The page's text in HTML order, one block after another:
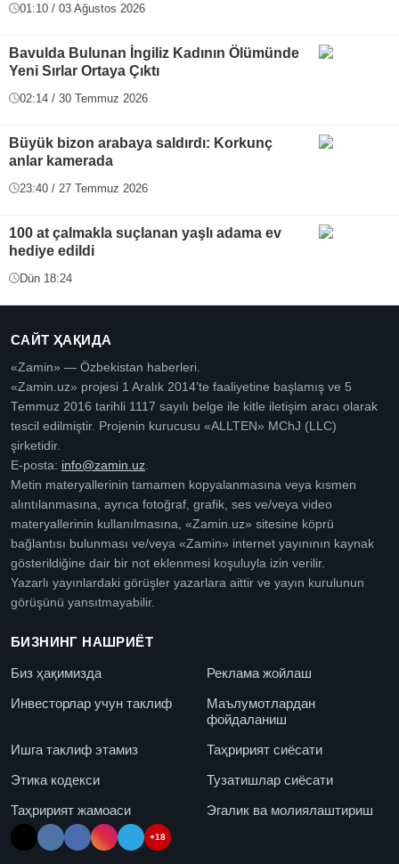
01:10 / 03 Ağustos 2026
Bavulda Bulunan İngiliz Kadının Ölümünde
Yeni Sırlar Ortaya Çıktı
02:14 / 30 Temmuz 2026
Büyük bizon arabaya saldırdı: Korkunç
anlar kamerada
23:40 / 27 Temmuz 2026
100 at çalmakla suçlanan yaşlı adama ev
hediye edildi
Dün 18:24
САЙТ ҲАҚИДА
«Zamin» — Özbekistan haberleri.
«Zamin.uz» projesi 1 Aralık 2014’te faaliyetine başlamış ve 5
Temmuz 2016 tarihli 1117 sayılı belge ile kitle iletişim aracı olarak
tescil edilmiştir. Projenin kurucusu «ALLTEN» MChJ (LLC)
şirketidir.
E-posta: info@zamin.uz
Metin materyallerinin tamamen kopyalanmasına veya kısmen
alıntılanmasına, ayrıca fotoğraf, grafik, ses ve/veya video
materyallerinin kullanılmasına, «Zamin.uz» sitesine köprü
bağlantısı bulunması ve/veya «Zamin» internet yayınının kaynak
gösterildiğine dair bir not eklenmesi koşuluyla izin verilir.
Yazarlı yayınlardaki görüşler yazarlara aittir ve yayın kurulunun
görüşünü yansıtmayabilir.
БИЗНИНГ НАШРИЁТ
Биз ҳақимизда
Реклама жойлаш
Инвесторлар учун таклиф
Маълумотлардан
фойдаланиш
Ишга таклиф этамиз
Таҳририят сиёсати
Этика кодекси
Тузатишлар сиёсати
Таҳририят жамоаси
Эгалик ва молиялаштириш
+18